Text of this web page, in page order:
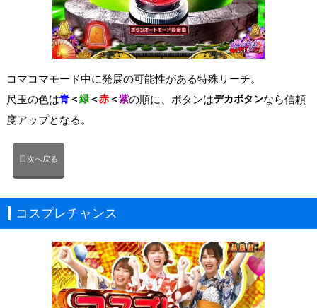
コマコマモード中に発展の可能性がある特殊リーチ。
尺玉の色は青＜緑＜赤＜紫の順に、ボタンはデカボタンなら信頼
度アップとなる。
目次へ戻る
コスプレチャンス